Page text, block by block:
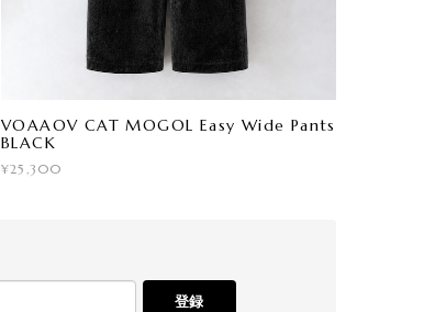
VOAAOV CAT MOGOL Easy Wide Pants
BLACK
¥25,300
登録